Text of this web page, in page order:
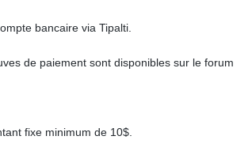
bancaire via Tipalti.
de paiement sont disponibles sur le forum
fixe minimum de 10$.